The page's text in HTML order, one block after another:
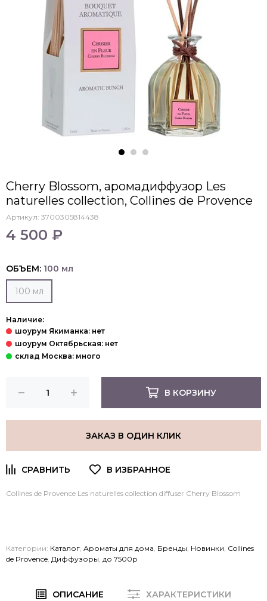
Cherry Blossom, аромадиффузор Les
naturelles collection, Collines de Рrovencе
Артикул: 3700305814438
4 500 ₽
ОБЪЕМ: 100 мл
100 мл
Наличие:
В КОРЗИНУ
ЗАКАЗ В ОДИН КЛИК
Collines de Provence Les naturelles collection diffuser Cherry Blossom
Категории: Каталог Ароматы для дома Бренды Новинки Collines
de Provence Диффузоры до 7500р
ОПИСАНИЕ ХАРАКТЕРИСТИКИ